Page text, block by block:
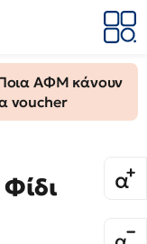
ΑΦΜ κάνουν
voucher